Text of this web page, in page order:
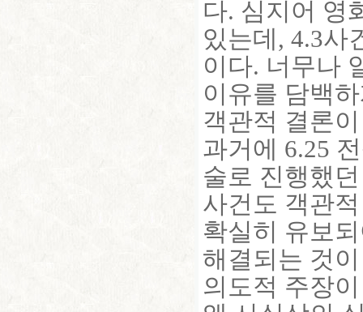
다. 심지어 영
있는데, 4.3사
이다. 너무나
이유를 담백
객관적 결론
과거에 6.25
술로 진행했
사건도 객관
확실히 유보
해결되는 것
의도적 주장